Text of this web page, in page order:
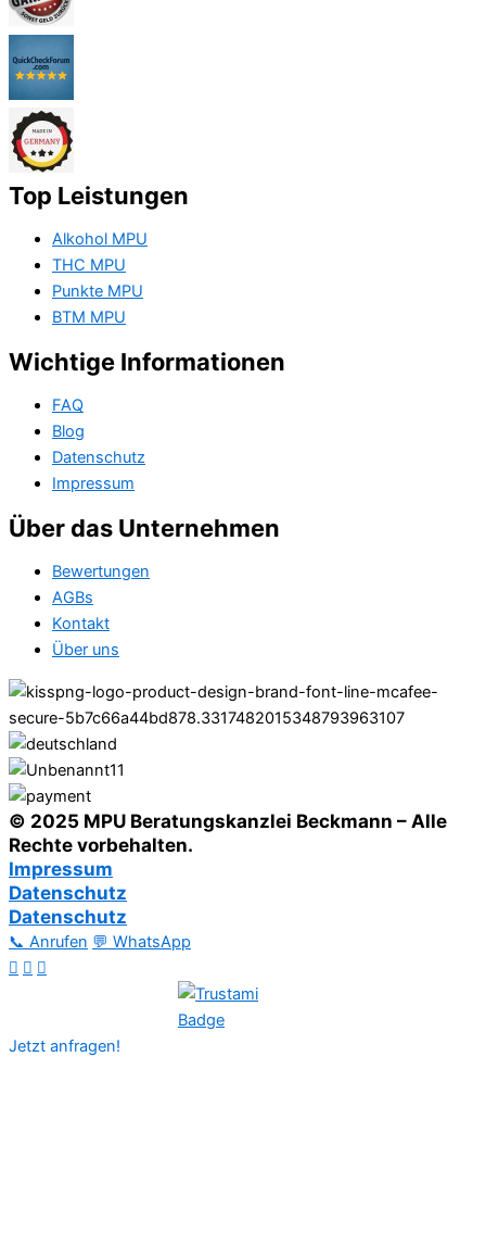
Top Leistungen
Alkohol MPU
THC MPU
Punkte MPU
BTM MPU
Wichtige Informationen
FAQ
Blog
Datenschutz
Impressum
Über das Unternehmen
Bewertungen
AGBs
Kontakt
Über uns
© 2025 MPU Beratungskanzlei Beckmann – Alle
Rechte vorbehalten.
Impressum
Datenschutz
Datenschutz
📞 Anrufen 💬 WhatsApp
Jetzt anfragen!